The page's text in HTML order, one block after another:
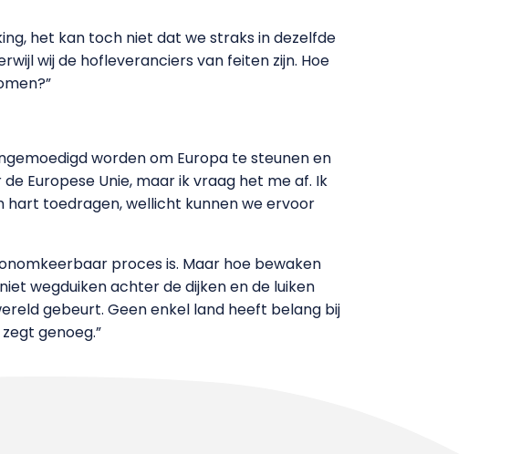
het kan toch niet dat we straks in dezelfde
wij de hofleveranciers van feiten zijn. Hoe
worden om Europa te steunen en
Europese Unie, maar ik vraag het me af. Ik
hart toedragen, wellicht kunnen we ervoor
proces is. Maar hoe bewaken
wegduiken achter de dijken en de luiken
gebeurt. Geen enkel land heeft belang bij
genoeg.”